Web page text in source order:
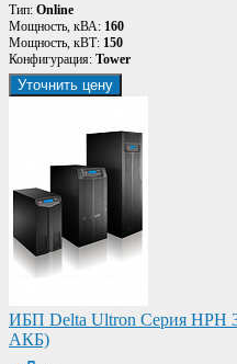
Тип: Online
Мощность, кВА: 160
Мощность, кВТ: 150
Конфигурация: Tower
Уточнить цену
ИБП Delta Ultron Серия HPH
АКБ)